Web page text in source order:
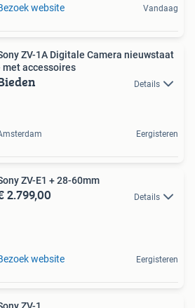
website Vandaag
ZV-1A Digitale Camera nieuwstaat
met accessoires
Details
Eergisteren
ZV-E1 + 28-60mm
2.799,00 Details
website Eergisteren